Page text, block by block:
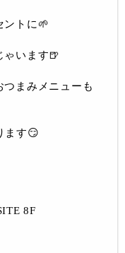
ントに🌱
ゃいます🍺
まみメニューも
ます😏
8F